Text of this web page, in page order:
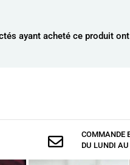
ayant acheté ce produit

COMMANDE
DU LUNDI AU